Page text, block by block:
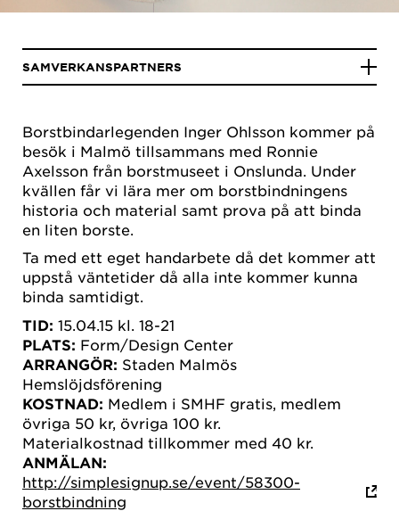
Borstbindarlegenden Inger Ohlsson kommer på
besök i Malmö tillsammans med Ronnie
Axelsson från borstmuseet i Onslunda. Under
kvällen får vi lära mer om borstbindningens
historia och material samt prova på att binda
en liten borste.
Ta med ett eget handarbete då det kommer att
uppstå väntetider då alla inte kommer kunna
binda samtidigt.
TID: 15.04.15 kl. 18-21
PLATS: Form/Design Center
ARRANGÖR: Staden Malmös
Hemslöjdsförening
KOSTNAD: Medlem i SMHF gratis, medlem
övriga 50 kr, övriga 100 kr.
Materialkostnad tillkommer med 40 kr.
ANMÄLAN:
http://simplesignup.se/event/58300-
borstbindning
SAMVERKANSPARTNERS